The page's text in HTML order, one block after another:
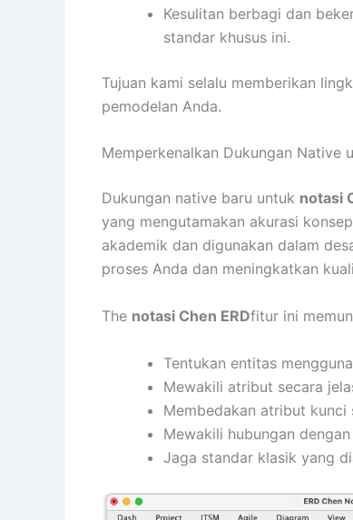
Kesulitan berbagi dan
standar khusus ini.
Tujuan kami selalu memberikan
pemodelan Anda.
Memperkenalkan Dukungan Native
Dukungan native baru untuk notasi
yang mengutamakan akurasi
akademik dan digunakan dalam
proses Anda dan meningkatkan
The notasi Chen ERDfitur ini
Tentukan entitas
Mewakili atribut secara
Membedakan atribut kunci
Mewakili hubungan
Jaga standar klasik yang